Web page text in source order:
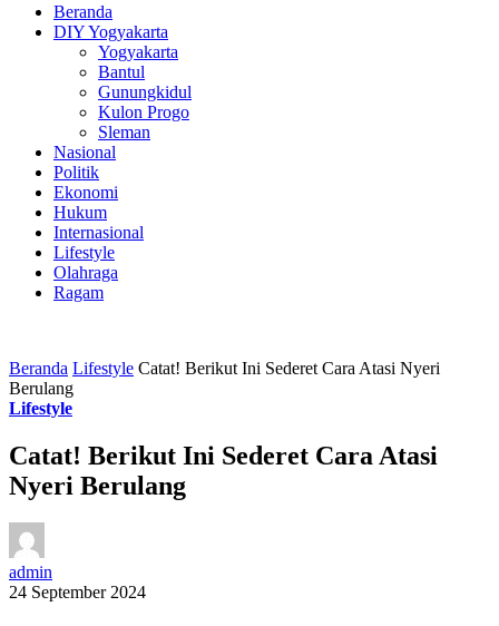
Beranda
DIY Yogyakarta
Yogyakarta
Bantul
Gunungkidul
Kulon Progo
Sleman
Nasional
Politik
Ekonomi
Hukum
Internasional
Lifestyle
Olahraga
Ragam
Beranda Lifestyle Catat! Berikut Ini Sederet Cara Atasi Nyeri
Berulang
Lifestyle
Catat! Berikut Ini Sederet Cara Atasi
Nyeri Berulang
admin
24 September 2024